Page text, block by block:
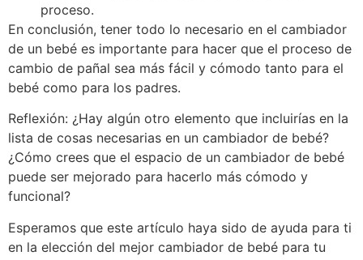
proceso.
En conclusión, tener todo lo necesario en el cambiador
de un bebé es importante para hacer que el proceso de
cambio de pañal sea más fácil y cómodo tanto para el
bebé como para los padres.
Reflexión: ¿Hay algún otro elemento que incluirías en la
lista de cosas necesarias en un cambiador de bebé?
¿Cómo crees que el espacio de un cambiador de bebé
puede ser mejorado para hacerlo más cómodo y
funcional?
Esperamos que este artículo haya sido de ayuda para ti
en la elección del mejor cambiador de bebé para tu